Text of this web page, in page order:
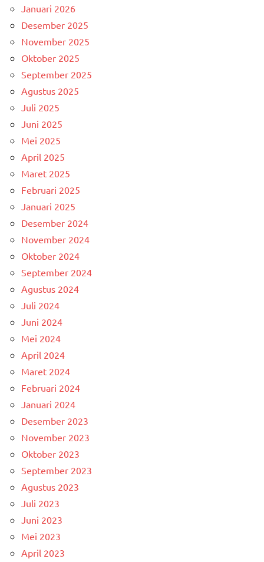
Januari 2026
Desember 2025
November 2025
Oktober 2025
September 2025
Agustus 2025
Juli 2025
Juni 2025
Mei 2025
April 2025
Maret 2025
Februari 2025
Januari 2025
Desember 2024
November 2024
Oktober 2024
September 2024
Agustus 2024
Juli 2024
Juni 2024
Mei 2024
April 2024
Maret 2024
Februari 2024
Januari 2024
Desember 2023
November 2023
Oktober 2023
September 2023
Agustus 2023
Juli 2023
Juni 2023
Mei 2023
April 2023